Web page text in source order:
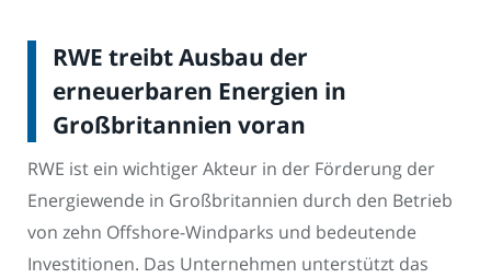
RWE treibt Ausbau der
erneuerbaren Energien in
Großbritannien voran
RWE ist ein wichtiger Akteur in der Förderung der
Energiewende in Großbritannien durch den Betrieb
von zehn Offshore-Windparks und bedeutende
Investitionen. Das Unternehmen unterstützt das